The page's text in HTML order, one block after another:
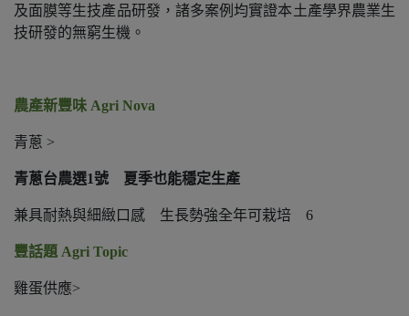
及面膜等生技產品研發，諸多案例均實證本土產學界農業生
技研發的無窮生機。
農產新豐味Agri Nova
青蔥 >
青蔥台農選1號 夏季也能穩定生產
兼具耐熱與細緻口感 生長勢強全年可栽培 6
豐話題Agri Topic
雞蛋供應>